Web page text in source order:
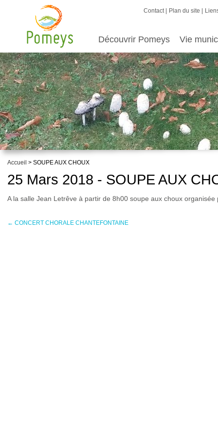
Contact Plan du site
Découvrir Pomeys Vie
Accueil > SOUPE AUX CHOUX
25 Mars 2018 - SOUPE AUX
A la salle Jean Letrêve à partir de 8h00 soupe aux choux
← CONCERT CHORALE CHANTEFONTAINE